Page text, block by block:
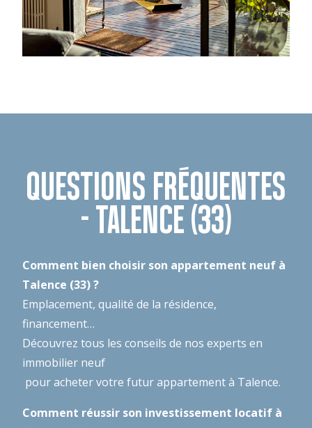
QUESTIONS FRÉQUENTES
- TALENCE (33)
Comment bien choisir son appartement neuf à
Talence (33) ?
Emplacement, qualité de la résidence,
financement…
Découvrez tous les conseils de nos experts en
immobilier neuf
pour acheter votre futur appartement à Talence.
Comment réussir son investissement locatif à